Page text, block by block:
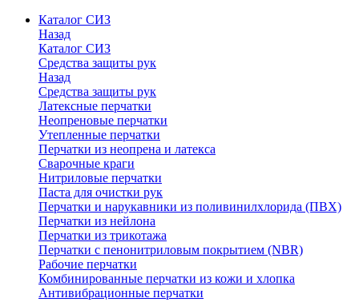
Каталог СИЗ
Назад
Каталог СИЗ
Средства защиты рук
Назад
Средства защиты рук
Латексные перчатки
Неопреновые перчатки
Утепленные перчатки
Перчатки из неопрена и латекса
Сварочные краги
Нитриловые перчатки
Паста для очистки рук
Перчатки и нарукавники из поливинилхлорида (ПВХ)
Перчатки из нейлона
Перчатки из трикотажа
Перчатки с пенонитриловым покрытием (NBR)
Рабочие перчатки
Комбинированные перчатки из кожи и хлопка
Антивибрационные перчатки